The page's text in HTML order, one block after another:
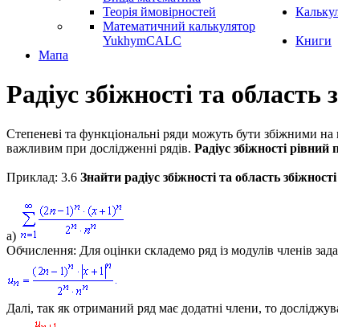
Теорія ймовірностей
Математичний калькулятор
YukhymCALC
Книги
Мапа
Радіус збіжності та область
Степеневі та функціональні ряди можуть бути збіжними
важливим при дослідженні рядів. Радіус збіжності
Приклад: 3.6 Знайти радіус збіжності та область
а)
Обчислення: Для оцінки складемо ряд із модулів членів
Далі, так як отриманий ряд має додатні члени, то